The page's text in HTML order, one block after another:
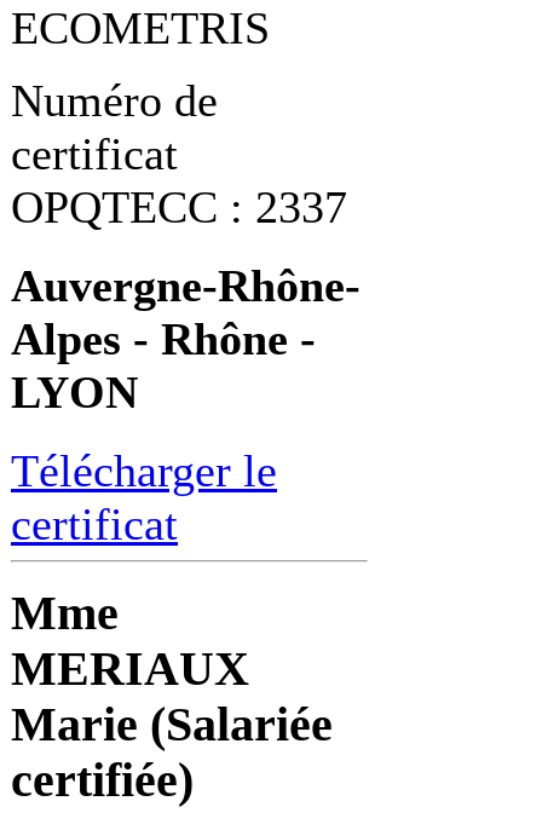
ECOMETRIS
Numéro de
certificat
OPQTECC : 2337
Auvergne-Rhône-
Alpes - Rhône -
LYON
Télécharger le
certificat
Mme
MERIAUX
Marie (Salariée
certifiée)